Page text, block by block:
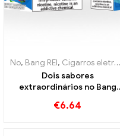
No, Bang REI, Cigarros eletrônicos descartáveis ​​Lituânia
Dois sabores
extraordinários no Bang
Zigarette Mirtilo Framboesa
€6.64